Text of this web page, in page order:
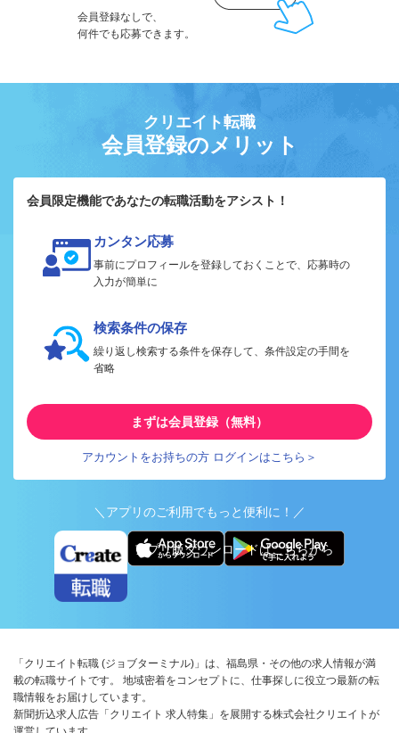
会員登録なしで、
何件でも応募できます。
クリエイト転職
会員登録のメリット
会員限定機能であなたの転職活動をアシスト！
カンタン応募
事前にプロフィールを登録しておくことで、応募時の
入力が簡単に
検索条件の保存
繰り返し検索する条件を保存して、条件設定の手間を
省略
まずは会員登録（無料）
アカウントをお持ちの方 ログインはこちら＞
＼アプリのご利用でもっと便利に！／
アプリ版ダウンロードはこちらから
「クリエイト転職 (ジョブターミナル)」は、福島県・その他の求人情報が満
載の転職サイトです。 地域密着をコンセプトに、仕事探しに役立つ最新の転
職情報をお届けしています。
新聞折込求人広告「クリエイト 求人特集」を展開する株式会社クリエイトが